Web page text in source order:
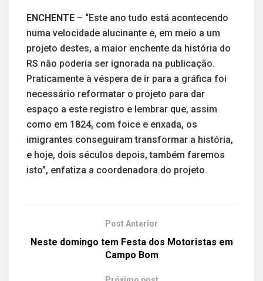
ENCHENTE – “Este ano tudo está acontecendo
numa velocidade alucinante e, em meio a um
projeto destes, a maior enchente da história do
RS não poderia ser ignorada na publicação.
Praticamente à véspera de ir para a gráfica foi
necessário reformatar o projeto para dar
espaço a este registro e lembrar que, assim
como em 1824, com foice e enxada, os
imigrantes conseguiram transformar a história,
e hoje, dois séculos depois, também faremos
isto”, enfatiza a coordenadora do projeto.
Post Anterior
Neste domingo tem Festa dos Motoristas em
Campo Bom